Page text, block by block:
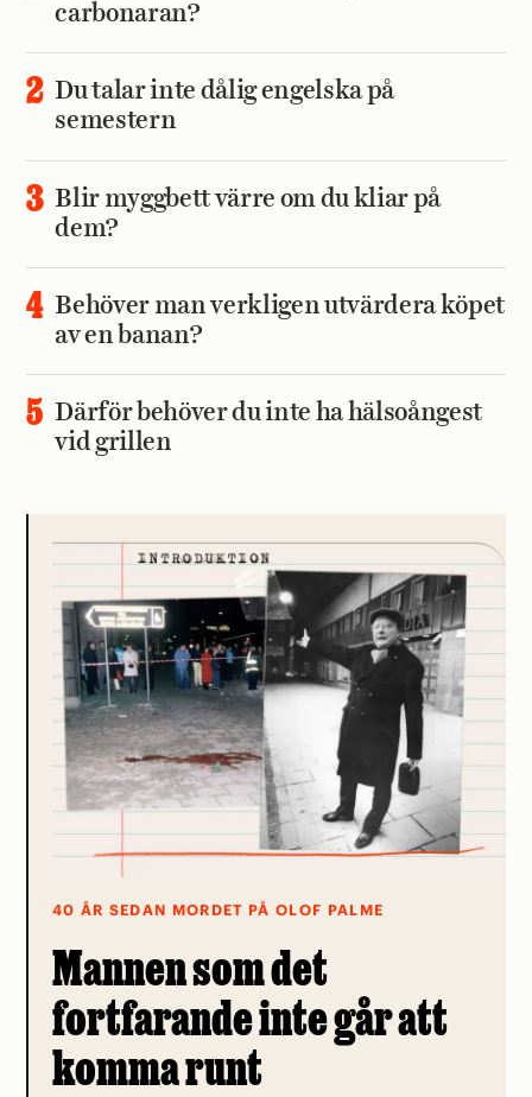
carbonaran?
Du talar inte dålig engelska på
semestern
Blir myggbett värre om du kliar på
dem?
Behöver man verkligen utvärdera köpet
av en banan?
Därför behöver du inte ha hälsoångest
vid grillen
40 ÅR SEDAN MORDET PÅ OLOF PALME
Mannen som det
fortfarande inte går att
komma runt